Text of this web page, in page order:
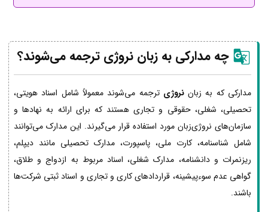
چه مدارکی به زبان نروژی ترجمه می‌شوند؟
مدارکی که به زباننروژی ترجمه می‌شوند معمولاً شامل اسناد هویتی،
تحصیلی، شغلی، حقوقی و تجاری هستند که برای ارائه به نهادها و
سازمان‌های نروژی‌زبان مورد استفاده قرار می‌گیرند. این مدارک می‌توانند
شامل شناسنامه، کارت ملی، پاسپورت، مدارک تحصیلی مانند دیپلم،
ریزنمرات و دانشنامه، مدارک شغلی، اسناد مربوط به ازدواج و طلاق،
گواهی عدم سوءپیشینه، قراردادهای کاری و تجاری و اسناد ثبتی شرکت‌ها
باشند.